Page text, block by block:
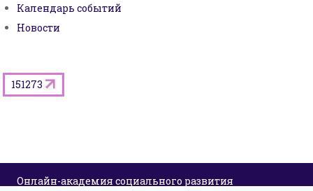
Календарь событий
Новости
151273
Онлайн-академия социального развития